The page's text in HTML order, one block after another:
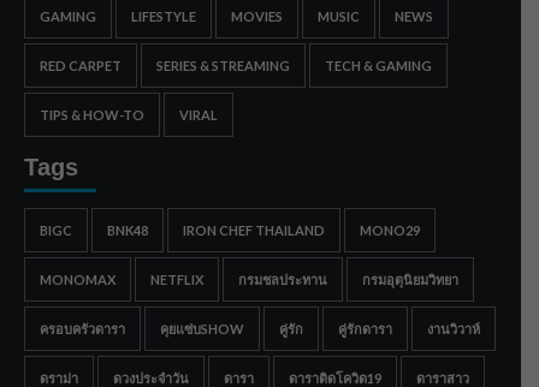
GAMING LIFESTYLE MOVIES MUSIC NEWS
RED CARPET SERIES & STREAMING TECH & GAMING
TIPS & HOW-TO VIRAL
Tags
BIGC BNK48 IRON CHEF THAILAND MONO29
MONOMAX NETFLIX กรมชลประทาน กรมอุตุนิยมวิทยา
ครอบครัวดารา คุยแซ่บSHOW คู่รัก คู่รักดารา งานวิวาห์
ดราม่า ดวงประจำวัน ดารา ดาราติดโควิด19 ดาราสาว